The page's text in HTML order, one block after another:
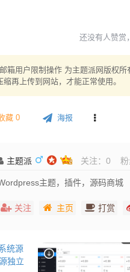
还没有人赞赏
箱用户限制操作 为主题派网版权
再上传到网站，才能正常使用。
藏 0 海报
主题派 关注： 0 粉
主题，插件，源码商城
关注 主页 打赏